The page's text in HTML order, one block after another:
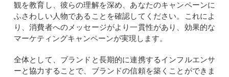
観を教育し、彼らの理解を深め、あなたのキャンペーンに
ふさわしい人物であることを確認してください。これによ
り、消費者へのメッセージがより一貫性があり、効果的な
マーケティングキャンペーンが実現します。
全体として、ブランドと長期的に連携するインフルエンサ
ーと協力することで、ブランドの信頼を築くことができま